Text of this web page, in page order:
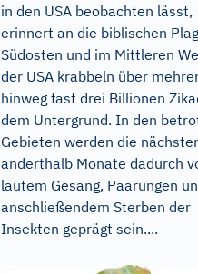
in den USA beobachten lässt,
erinnert an die biblischen
Südosten und im Mittleren
der USA krabbeln über
hinweg fast drei Billionen
dem Untergrund. In den
Gebieten werden die
anderthalb Monate dadurch
lautem Gesang, Paarungen
anschließendem Sterben der
Insekten geprägt sein....